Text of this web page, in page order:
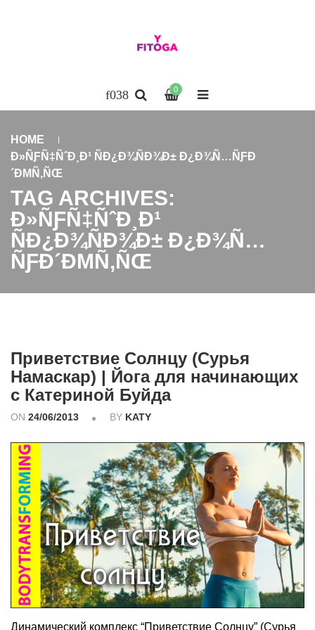
0
HOME
Ð»ÑƑÑ‡ÑˆÐ¸Ð¹ ÑÐ¿Ð¾ÑÐ¾Ð± Ð¿Ð¾Ñ…ÑƑÐ
´ÐΜÑ‚ÑŒ
TAG ARCHIVES:
Ð»ÑƑÑ‡ÑˆÐ¸Ð¹
ÑÐ¿Ð¾ÑÐ¾Ð± Ð¿Ð¾Ñ…
ÑƑÐ´ÐΜÑ‚ÑŒ
Приветствие Солнцу (Сурья
Намаскар) | Йога для начинающих
с Катериной Буйда
ON 24/06/2013 BY KATY
Динамический комплекс “Приветствие Солнцу” (Сурья